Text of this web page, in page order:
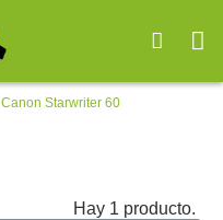
Canon Starwriter 60
Hay 1 producto.